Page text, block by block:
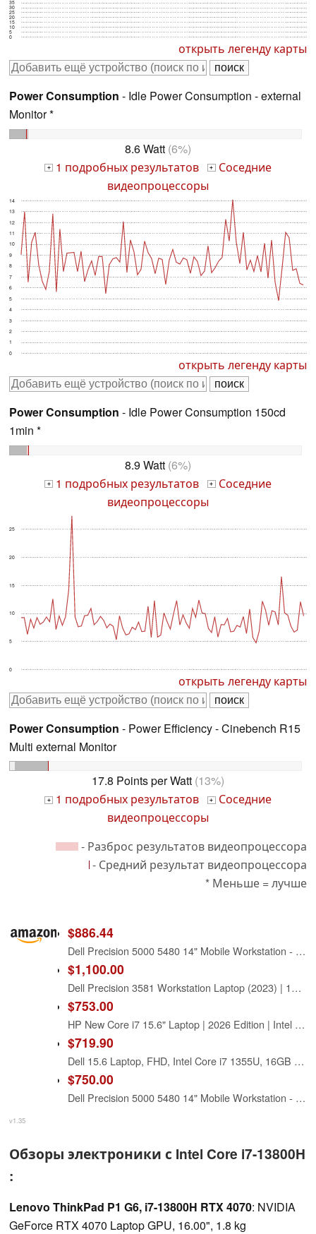
0
5
10
15
20
25
30
35
открыть легенду карты
Power Consumption - Idle Power Consumption - external
Monitor *
8.6 Watt (6%)
+ 1 подробных результатов + Соседние
видеопроцессоры
0
1
2
3
4
5
6
7
8
9
10
11
12
13
14
открыть легенду карты
Power Consumption - Idle Power Consumption 150cd
1min *
8.9 Watt (6%)
+ 1 подробных результатов + Соседние
видеопроцессоры
0
5
10
15
20
25
открыть легенду карты
Power Consumption - Power Efficiency - Cinebench R15
Multi external Monitor
17.8 Points per Watt (13%)
+ 1 подробных результатов + Соседние
видеопроцессоры
- Разброс результатов видеопроцессора
- Средний результат видеопроцессора
* Меньше = лучше
$886.44
Dell Precision 5000 5480 14" Mobile Workstation - Full HD Plus Intel Core i7 13th Gen i7-13800H Tetradeca-core (14 Core) 32 GB Total RAM - 32 GB On-Board Memory - 512 GB (Renewed)
$1,100.00
Dell Precision 3581 Workstation Laptop (2023) | 15.6" 1920x1080 FHD | Core i7-13800H - 1TB SSD Hard Drive - 32GB RAM - Nvidia GeForce RTX A500 | 14 cores @ 5.2 GHz - 4GB GDDR6 Win 11 Home (Renewed)
$753.00
HP New Core i7 15.6" Laptop | 2026 Edition | Intel High-Performance Core i7-1255U up to 4.7GHz | 16GB RAM - 1TB PCIe SSD | Webcam | FHD | Long Battery Life | Windows 11 | Business & Academic
$719.90
Dell 15.6 Laptop, FHD, Intel Core i7 1355U, 16GB RAM, Windows 11 Home
$750.00
Dell Precision 5000 5480 14" Mobile Workstation - Full HD Plus - 1920 x 1200 - Intel Core i7 13th Gen i7-13800H Tetradeca-core (14 Core) 2.50 GHz - 32 GB Total RAM - 32 GB On-Board Memory - 512 GB
v1.35
Обзоры электроники с Intel Core i7-13800H
:
Lenovo ThinkPad P1 G6, i7-13800H RTX 4070: NVIDIA
GeForce RTX 4070 Laptop GPU, 16.00", 1.8 kg